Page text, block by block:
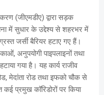
(जीएमडीए) द्वारा सड़क
में सुधार के उद्देश्य से शहरभर में
जर्सी बैरियर हटाए गए हैं।
अनुपयोगी पाइपलाइनों तथा
गया है। यह कार्य राजीव
मेदांता रोड तथा इफको चौक से
कई प्रमुख कॉरिडोरों पर किया